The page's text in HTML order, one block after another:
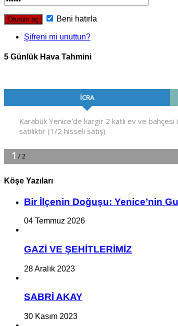
Beni hatırla
Şifreni mi unuttun?
5 Günlük Hava Tahmini
Köşe Yazıları
Bir İlçe­nin Do­ğu­şu: Ye­ni­ce’nin
04 Temmuz 2026
GAZİ VE ŞEHİTLERİMİZ
28 Aralık 2023
SABRİ AKAY
30 Kasım 2023